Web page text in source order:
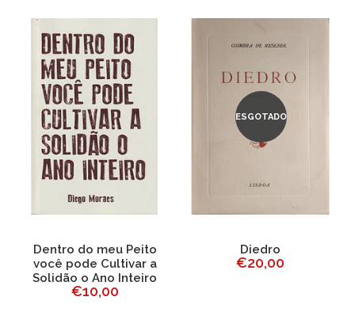
Dentro do meu Peito
você pode Cultivar a
Solidão o Ano Inteiro
€10,00
ESGOTADO
Diedro
€20,00